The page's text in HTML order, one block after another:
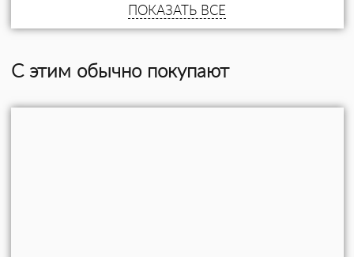
ПОКАЗАТЬ ВСЕ
С этим обычно покупают